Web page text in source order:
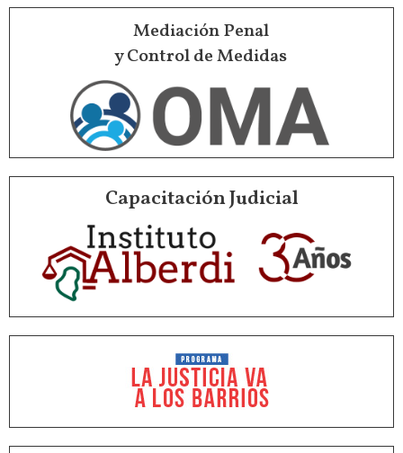
Mediación Penal
y Control de Medidas
Capacitación Judicial